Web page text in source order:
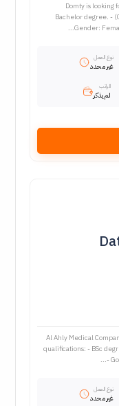
Domty is looking
Bachelor degree. -
Gender:
نوع العمل
غير محدد
الراتب
لم يذكر
Al Ahly Medical
qualifications: - BSc
-
نوع العمل
غير محدد